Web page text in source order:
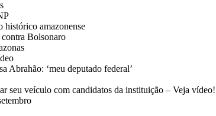
histórico amazonense
Bolsonaro
Abrahão: ‘meu deputado federal’
seu veículo com candidatos da instituição – Veja vídeo!